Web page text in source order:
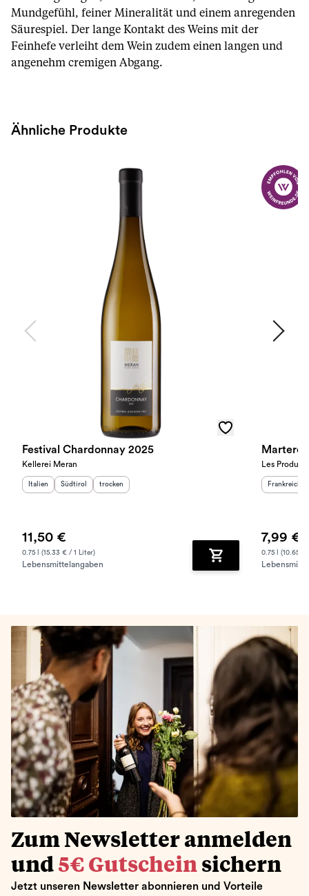
Mundgefühl, feiner Mineralität und einem anregenden
Säurespiel. Der lange Kontakt des Weins mit der
Feinhefe verleiht dem Wein zudem einen langen und
angenehm cremigen Abgang.
Ähnliche Produkte
Festival Chardonnay 2025
Kellerei Meran
Herkunftsland:
Italien Herkunftsregion:
Südtirol Geschmack
trocken
11,50 €
0.75 l (15.33 € / 1 Liter)
Lebensmittelangaben Zum Warenkorb
Les
Frankreich
7,99 €
0.75 l (10.65 €
Zum Newsletter anmelden
und 5€ Gutschein sichern
Jetzt unseren Newsletter abonnieren und Vorteile